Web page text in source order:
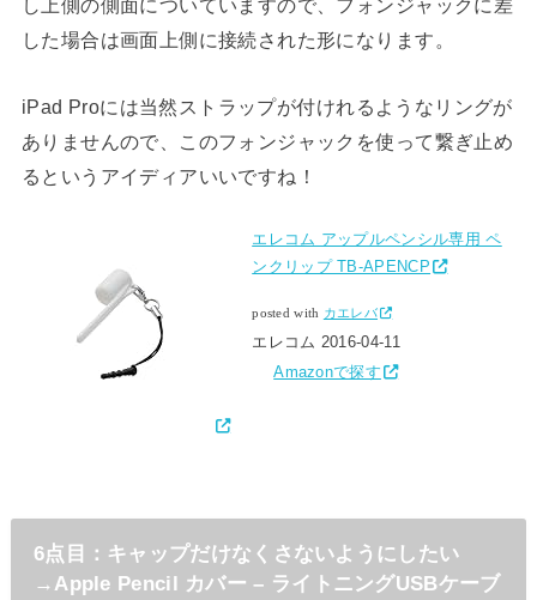
し上側の側面についていますので、フォンジャックに差
した場合は画面上側に接続された形になります。
iPad Proには当然ストラップが付けれるようなリングが
ありませんので、このフォンジャックを使って繋ぎ止め
るというアイディアいいですね！
エレコム アップルペンシル専用 ペ
ンクリップ TB-APENCP
posted with カエレバ
エレコム 2016-04-11
Amazonで探す
6点目：キャップだけなくさないようにしたい
→Apple Pencil カバー – ライトニングUSBケーブ